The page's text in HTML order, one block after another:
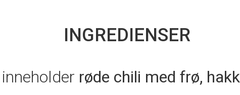
INGREDIENSER
røde chili med frø,